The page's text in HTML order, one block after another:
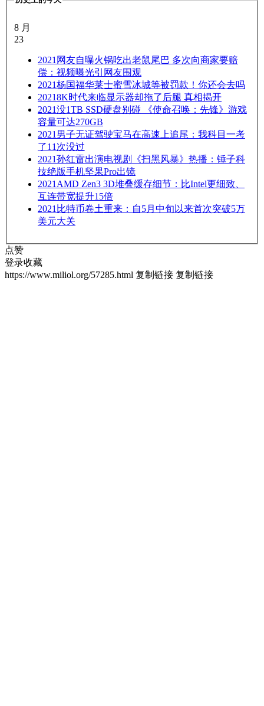
8 月
23
2021 网友自曝火锅吃出老鼠尾巴 多次向商家要赔
偿：视频曝光引网友围观
2021杨国福华莱士蜜雪冰城等被罚款！你还会去吗
20218K时代来临显示器却拖了后腿 真相揭开
2021没1TB SSD硬盘别碰 《使命召唤：先锋》游戏
容量可达270GB
2021 男子无证驾驶宝马在高速上追尾：我科目一考
了11次没过
2021孙红雷出演电视剧《扫黑风暴》热播：锤子科
技绝版手机坚果Pro出镜
2021 AMD Zen3 3D堆叠缓存细节：比Intel更细致、
互连带宽提升15倍
2021 比特币卷土重来：自5月中旬以来首次突破5万
美元大关
点赞
登录收藏
https://www.miliol.org/57285.html 复制链接 复制链接